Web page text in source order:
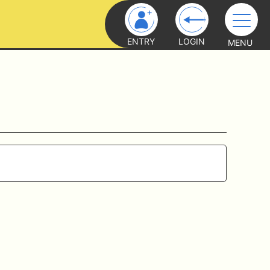
ENTRY LOGIN MENU